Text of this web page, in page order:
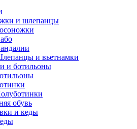
и шлепанцы
и вьетнамки
и ботильоны
обувь
и кеды